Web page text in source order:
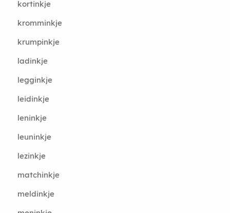
kortinkje
kromminkje
krumpinkje
ladinkje
legginkje
leidinkje
leninkje
leuninkje
lezinkje
matchinkje
meldinkje